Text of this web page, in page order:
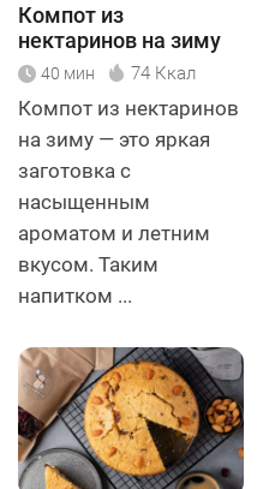
Компот из
нектаринов на зиму
40 мин 74 Ккал
Компот из нектаринов
на зиму — это яркая
заготовка с
насыщенным
ароматом и летним
вкусом. Таким
напитком ...